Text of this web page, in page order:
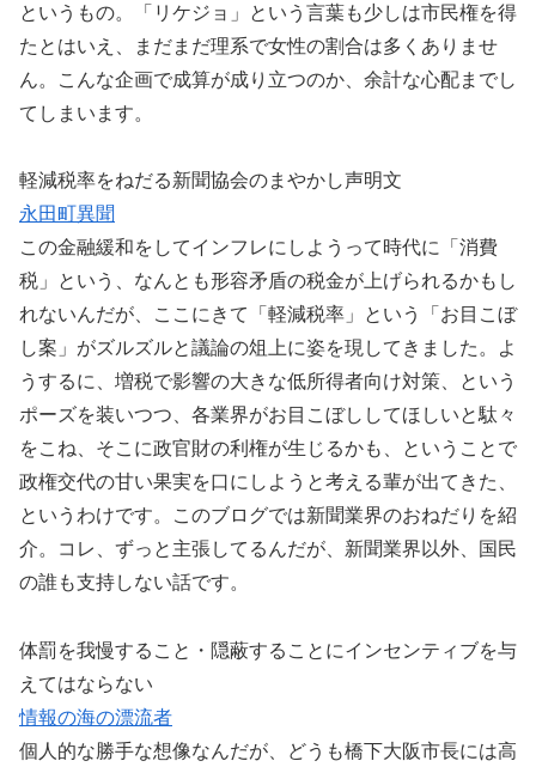
というもの。「リケジョ」という言葉も少しは市民権を得
たとはいえ、まだまだ理系で女性の割合は多くありませ
ん。こんな企画で成算が成り立つのか、余計な心配までし
てしまいます。
軽減税率をねだる新聞協会のまやかし声明文
永田町異聞
この金融緩和をしてインフレにしようって時代に「消費
税」という、なんとも形容矛盾の税金が上げられるかもし
れないんだが、ここにきて「軽減税率」という「お目こぼ
し案」がズルズルと議論の俎上に姿を現してきました。よ
うするに、増税で影響の大きな低所得者向け対策、という
ポーズを装いつつ、各業界がお目こぼししてほしいと駄々
をこね、そこに政官財の利権が生じるかも、ということで
政権交代の甘い果実を口にしようと考える輩が出てきた、
というわけです。このブログでは新聞業界のおねだりを紹
介。コレ、ずっと主張してるんだが、新聞業界以外、国民
の誰も支持しない話です。
体罰を我慢すること・隠蔽することにインセンティブを与
えてはならない
情報の海の漂流者
個人的な勝手な想像なんだが、どうも橋下大阪市長には高